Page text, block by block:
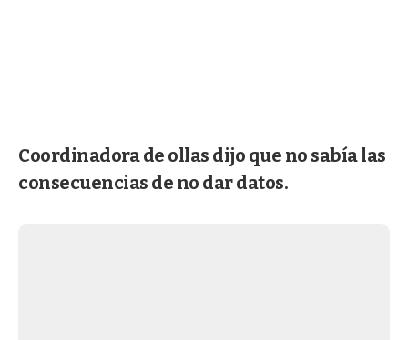
Coordinadora de ollas dijo que no sabía las
consecuencias de no dar datos.